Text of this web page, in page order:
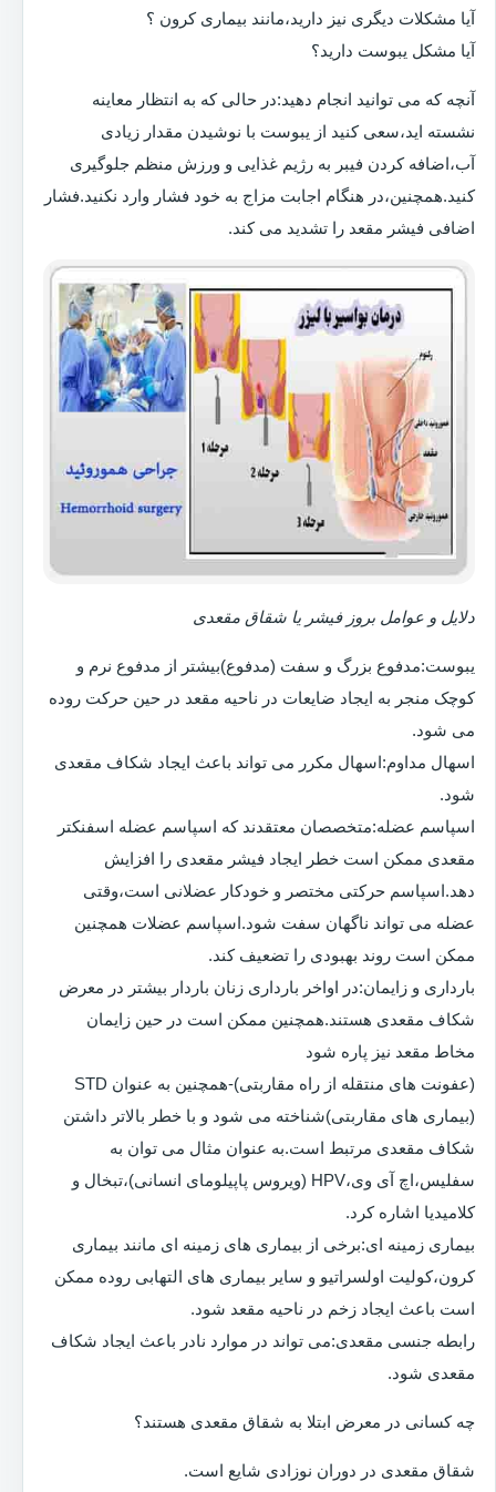
آیا مشکلات دیگری نیز دارید،مانند بیماری کرون ؟
آیا مشکل یبوست دارید؟
آنچه که می توانید انجام دهید:در حالی که به انتظار معاینه
نشسته اید،سعی کنید از یبوست با نوشیدن مقدار زیادی
آب،اضافه کردن فیبر به رژیم غذایی و ورزش منظم جلوگیری
کنید.همچنین،در هنگام اجابت مزاج به خود فشار وارد نکنید.فشار
اضافی فیشر مقعد را تشدید می کند.
دلایل و عوامل بروز فیشر یا شقاق مقعدی
یبوست:مدفوع بزرگ و سفت (مدفوع)بیشتر از مدفوع نرم و
کوچک منجر به ایجاد ضایعات در ناحیه مقعد در حین حرکت روده
می شود.
اسهال مداوم:اسهال مکرر می تواند باعث ایجاد شکاف مقعدی
شود.
اسپاسم عضله:متخصصان معتقدند که اسپاسم عضله اسفنکتر
مقعدی ممکن است خطر ایجاد فیشر مقعدی را افزایش
دهد.اسپاسم حرکتی مختصر و خودکار عضلانی است،وقتی
عضله می تواند ناگهان سفت شود.اسپاسم عضلات همچنین
ممکن است روند بهبودی را تضعیف کند.
بارداری و زایمان:در اواخر بارداری زنان باردار بیشتر در معرض
شکاف مقعدی هستند.همچنین ممکن است در حین زایمان
مخاط مقعد نیز پاره شود
(عفونت های منتقله از راه مقاربتی)-همچنین به عنوان STD
(بیماری های مقاربتی)شناخته می شود و با خطر بالاتر داشتن
شکاف مقعدی مرتبط است.به عنوان مثال می توان به
سفلیس،اچ آی وی،HPV (ویروس پاپیلومای انسانی)،تبخال و
کلامیدیا اشاره کرد.
بیماری زمینه ای:برخی از بیماری های زمینه ای مانند بیماری
کرون،کولیت اولسراتیو و سایر بیماری های التهابی روده ممکن
است باعث ایجاد زخم در ناحیه مقعد شود.
رابطه جنسی مقعدی:می تواند در موارد نادر باعث ایجاد شکاف
مقعدی شود.
چه کسانی در معرض ابتلا به شقاق مقعدی هستند؟
شقاق مقعدی در دوران نوزادی شایع است.